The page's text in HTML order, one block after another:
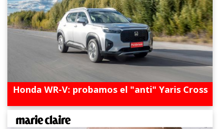
Honda WR-V: probamos el "anti" Yaris Cross